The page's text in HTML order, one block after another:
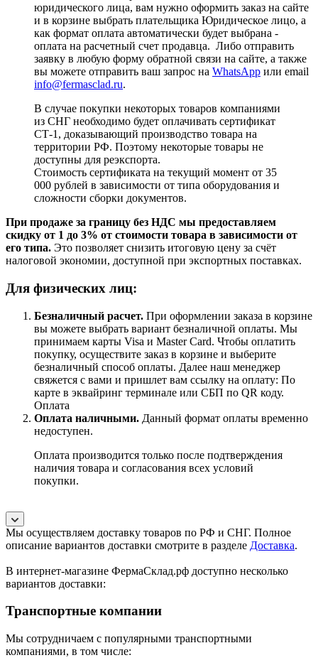
юридического лица, вам нужно оформить заказ на сайте
и в корзине выбрать плательщика Юридическое лицо, а
как формат оплата автоматически будет выбрана -
оплата на расчетный счет продавца. Либо отправить
заявку в любую форму обратной связи на сайте, а также
вы можете отправить ваш запрос на WhatsApp или email
info@fermasclad.ru.
В случае покупки некоторых товаров компаниями
из СНГ необходимо будет оплачивать сертификат
СТ-1, доказывающий производство товара на
территории РФ. Поэтому некоторые товары не
доступны для реэкспорта.
Стоимость сертификата на текущий момент от 35
000 рублей в зависимости от типа оборудования и
сложности сборки документов.
При продаже за границу без НДС мы предоставляем
скидку от 1 до 3% от стоимости товара в зависимости от
его типа. Это позволяет снизить итоговую цену за счёт
налоговой экономии, доступной при экспортных поставках.
Для физических лиц:
Безналичный расчет. При оформлении заказа в корзине
вы можете выбрать вариант безналичной оплаты. Мы
принимаем карты Visa и Master Card. Чтобы оплатить
покупку, осуществите заказ в корзине и выберите
безналичный способ оплаты. Далее наш менеджер
свяжется с вами и пришлет вам ссылку на оплату: По
карте в эквайринг терминале или СБП по QR коду.
Оплата
Оплата наличными. Данный формат оплаты временно
недоступен.
Оплата производится только после подтверждения
наличия товара и согласования всех условий
покупки.
Мы осуществляем доставку товаров по РФ и СНГ. Полное
описание вариантов доставки смотрите в разделе Доставка.
В интернет-магазине ФермаСклад.рф доступно несколько
вариантов доставки:
Транспортные компании
Мы сотрудничаем с популярными транспортными
компаниями, в том числе: